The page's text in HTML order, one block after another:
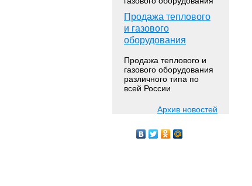
Продажа теплового
и газового
оборудования
Продажа теплового и
газового оборудования
различного типа по
всей России
Архив новостей